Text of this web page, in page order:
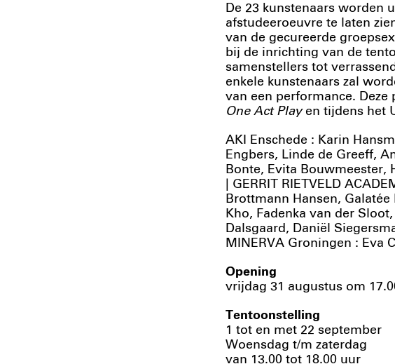
De 23 kunstenaars worden
afstudeeroeuvre te laten
van de gecureerde
bij de inrichting van de
samenstellers tot
enkele kunstenaars zal
van een performance.
One Act Playen tijdens het
AKI Enschede : Karin
Engbers, Linde de Greeff,
Bonte, Evita Bouwmeester,
| GERRIT RIETVELD
Brottmann Hansen,
Kho, Fadenka van der
Dalsgaard, Daniël
MINERVA Groningen : Eva
Opening
vrijdag 31 augustus om
Tentoonstelling
1 tot en met 22 september
Woensdag t/m zaterdag
van 13.00 tot 18.00 uur